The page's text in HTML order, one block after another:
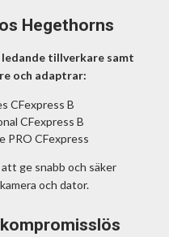
Hegethorns
tillverkare samt
och adaptrar:
CFexpress B
CFexpress B
PRO CFexpress
ge snabb och säker
och dator.